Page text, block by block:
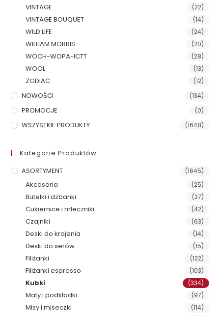
VINTAGE (22)
VINTAGE BOUQUET (14)
WILD LIFE (24)
WILLIAM MORRIS (20)
WOCH-WOPA-ICTT (28)
WOOL (13)
ZODIAC (12)
NOWOŚCI (134)
PROMOCJE (0)
WSZYSTKIE PRODUKTY (1648)
Kategorie Produktów
ASORTYMENT
(1645)
Akcesoria (25)
Butelki i dzbanki (27)
Cukiernice i mleczniki (42)
Czajniki (63)
Deski do krojenia (14)
Deski do serów (15)
Filiżanki (122)
Filiżanki espresso (103)
Kubki (334)
Maty i podkładki (97)
Misy i miseczki (114)